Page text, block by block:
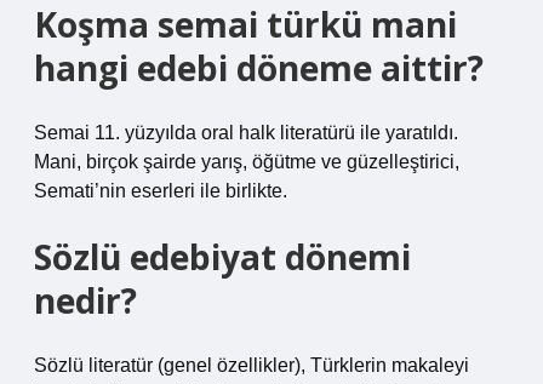
Koşma semai türkü mani
hangi edebi döneme aittir?
Semai 11. yüzyılda oral halk literatürü ile yaratıldı.
Mani, birçok şairde yarış, öğütme ve güzelleştirici,
Semati’nin eserleri ile birlikte.
Sözlü edebiyat dönemi
nedir?
Sözlü literatür (genel özellikler), Türklerin makaleyi